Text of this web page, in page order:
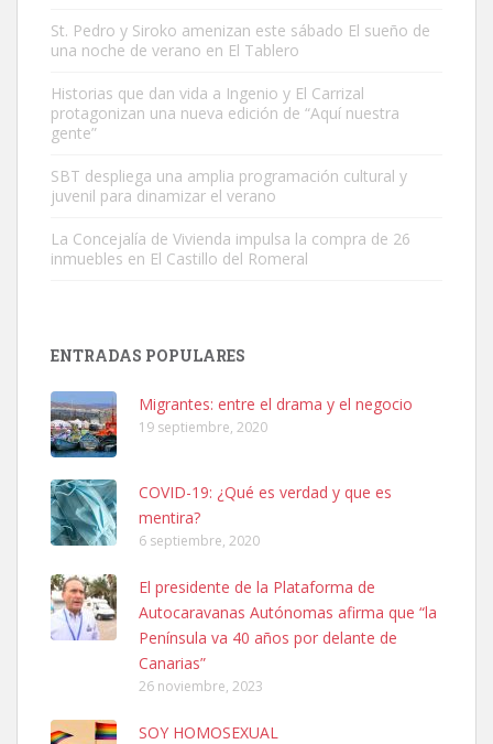
Busco adopción responsable para mi perra. Pastor alemán,
hembra, 4 años. Por motivos personales ...
Leales.org » Gran Canaria
Leales.org » Gran Canaria
Ninfa perdida
El día 5 se los perdió una ninfa papillera, asustada tiene miedo a la
calle, se perdió por la zon...
Leales.org » Gran Canaria
6.7.2025
St. Pedro y Siroko amenizan este sábado El sueño de
una noche de verano en El Tablero
Historias que dan vida a Ingenio y El Carrizal
protagonizan una nueva edición de “Aquí nuestra
gente”
SBT despliega una amplia programación cultural y
juvenil para dinamizar el verano
La Concejalía de Vivienda impulsa la compra de 26
inmuebles en El Castillo del Romeral
ENTRADAS POPULARES
Migrantes: entre el drama y el negocio
19 septiembre, 2020
COVID-19: ¿Qué es verdad y que es
mentira?
6 septiembre, 2020
El presidente de la Plataforma de
Autocaravanas Autónomas afirma que “la
Península va 40 años por delante de
Canarias”
26 noviembre, 2023
SOY HOMOSEXUAL